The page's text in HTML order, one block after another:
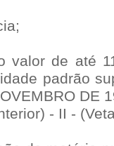
valor de até
padrão
DE
- II -